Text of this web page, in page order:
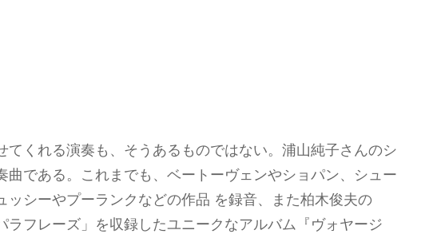
てくれる演奏も、そうあるものではない。浦山純子さんのシ
曲である。これまでも、ベートーヴェンやショパン、シュー
ッシーやプーランクなどの作品 を録音、また柏木俊夫の
ラフレーズ」を収録したユニークなアルバム『ヴォヤージ